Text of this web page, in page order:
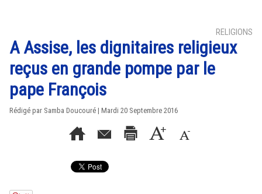
RELIGIONS
A Assise, les dignitaires religieux
reçus en grande pompe par le
pape François
Rédigé par Samba Doucouré | Mardi 20 Septembre 2016